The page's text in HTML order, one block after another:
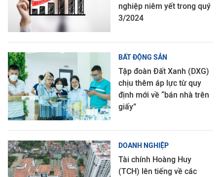
nghiệp niêm yết trong quý
3/2024
BẤT ĐỘNG SẢN
Tập đoàn Đất Xanh (DXG)
chịu thêm áp lực từ quy
định mới về “bán nhà trên
giấy”
DOANH NGHIỆP
Tài chính Hoàng Huy
(TCH) lên tiếng về các